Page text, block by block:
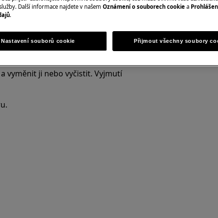
oprava může mít
vyměnit ji nebo vyčistit. Vyjmutí
Další informace najdete v našem Oznámení o souborech cookie a
.
Nastavení souborů cookie Přijmout všechny soubory